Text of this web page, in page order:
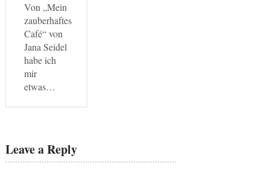
Von „Mein
zauberhaftes
Café“ von
Jana Seidel
habe ich
mir
etwas…
Leave a Reply